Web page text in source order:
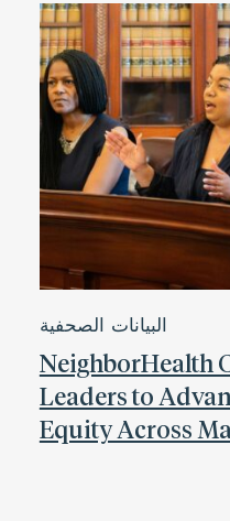
البيانات الصحفية
NeighborHealth
Leaders to
Equity Across